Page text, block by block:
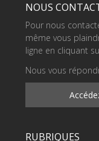
NOUS
Pour nous
même vous
ligne en cliquant
Nous vous
RUBRIQUES